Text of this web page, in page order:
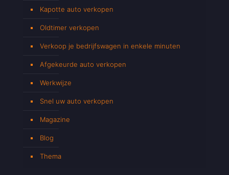
Kapotte auto verkopen
Oldtimer verkopen
Verkoop je bedrijfswagen in enkele minuten
Afgekeurde auto verkopen
Werkwijze
Snel uw auto verkopen
Magazine
Blog
Thema